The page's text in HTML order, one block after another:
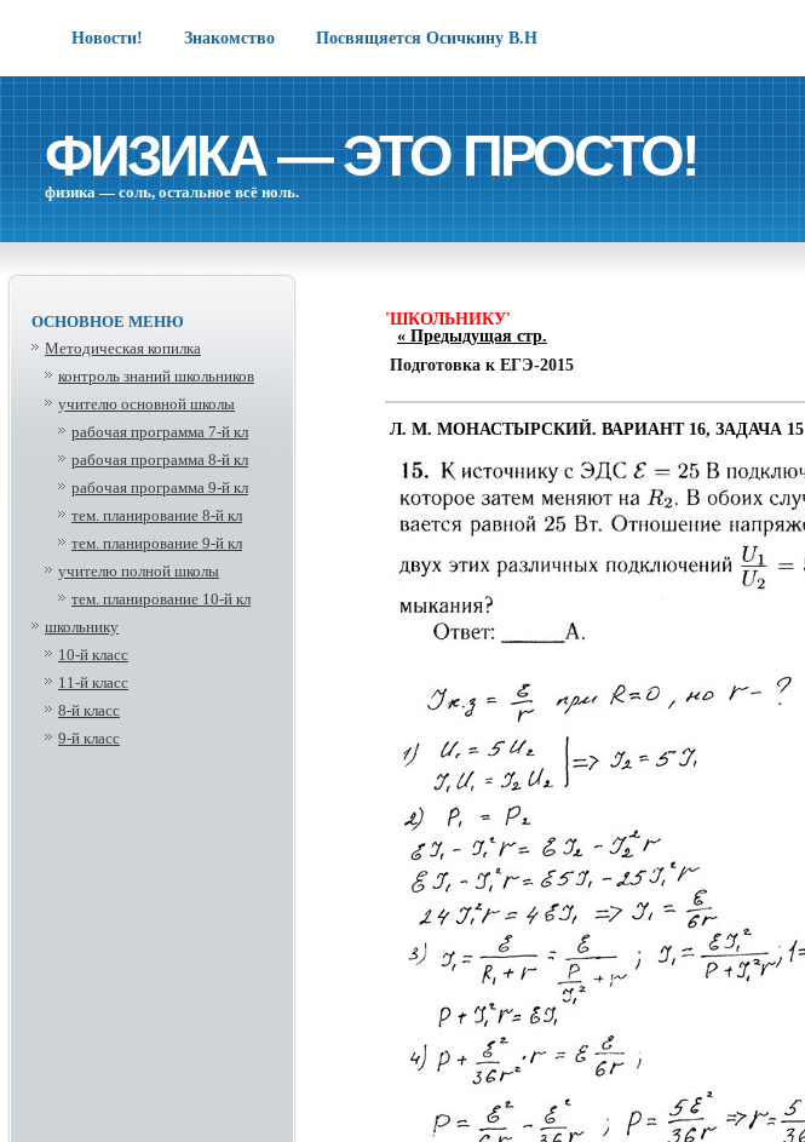
Новости! Знакомство Посвящяется Осичкину В.Н
ФИЗИКА — ЭТО ПРОСТО!
физика — соль, остальное всё ноль.
ОСНОВНОЕ МЕНЮ
Методическая копилка
контроль знаний школьников
учителю основной школы
рабочая программа 7-й кл
рабочая программа 8-й кл
рабочая программа 9-й кл
тем. планирование 8-й кл
тем. планирование 9-й кл
учителю полной школы
тем. планирование 10-й кл
школьнику
10-й класс
11-й класс
8-й класс
9-й класс
'ШКОЛЬНИКУ'
« Предыдущая стр.
Подготовка к ЕГЭ-2015
Л. М. МОНАСТЫРСКИЙ. ВАРИАНТ 16, ЗАДАЧА 15